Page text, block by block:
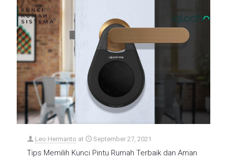
Leo Hermanto at September 27, 2021
Tips Memilih Kunci Pintu Rumah Terbaik dan Aman